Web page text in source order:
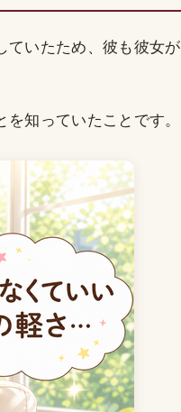
ていたため、彼も彼女が
知っていたことです。